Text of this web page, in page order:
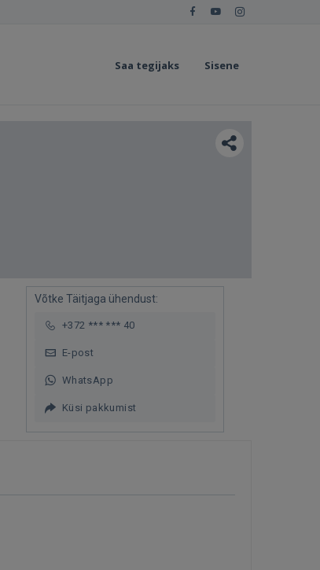
Saa tegijaks Sisene
Võtke Täitjaga ühendust:
+372 *** *** 40
E-post
WhatsApp
Küsi pakkumist